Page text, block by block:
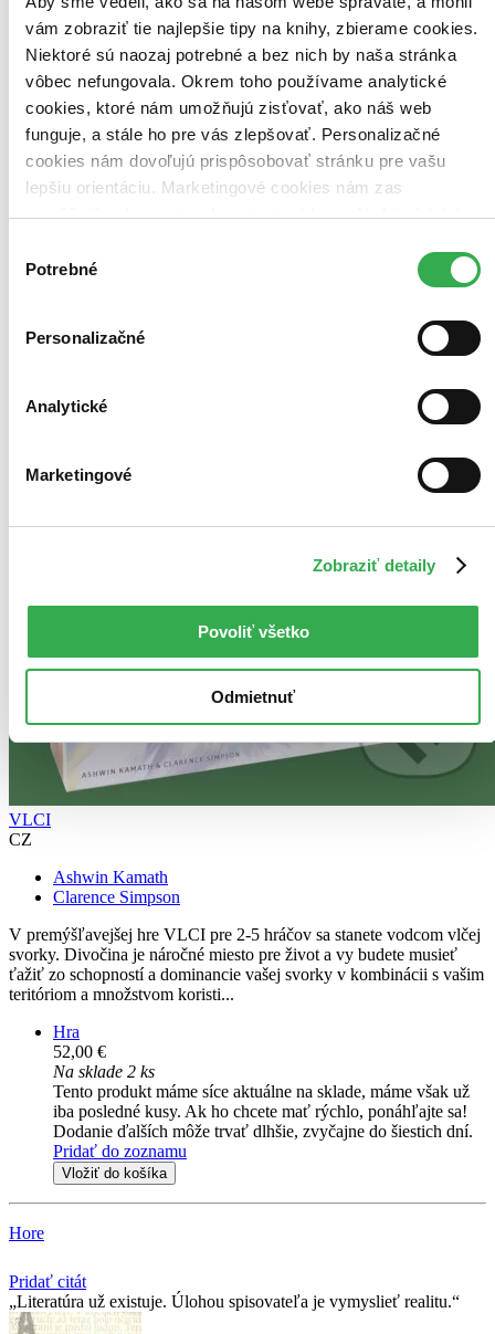
vám zobraziť tie najlepšie tipy na knihy, zbierame cookies.
Niektoré sú naozaj potrebné a bez nich by naša stránka
vôbec nefungovala. Okrem toho používame analytické
cookies, ktoré nám umožňujú zisťovať, ako náš web
funguje, a stále ho pre vás zlepšovať. Personalizačné
cookies nám dovoľujú prispôsobovať stránku pre vašu
lepšiu orientáciu. Marketingové cookies nám zas
umožňujú zobrazenie relevantnej reklamy. Niektoré údaje
keby sme mohli používať všetky tieto cookies. Ďakujeme!
súhlasu
Potrebné
Personalizačné
Analytické
Marketingové
Zobraziť detaily
Povoliť všetko
Odmietnuť
Bestsellery
Top hodnotené
Novinky
Najdrahšie
Najlacnejšie
dostupné
VLCI
CZ
Ashwin Kamath
Clarence Simpson
V premýšľavejšej hre VLCI pre 2-5 hráčov sa stanete vodcom vlčej
svorky. Divočina je náročné miesto pre život a vy budete musieť
ťažiť zo schopností a dominancie vašej svorky v kombinácii s vašim
teritóriom a množstvom koristi...
Hra
52,00 €
Na sklade 2 ks
Tento produkt máme síce aktuálne na sklade, máme však už
iba posledné kusy. Ak ho chcete mať rýchlo, ponáhľajte sa!
Dodanie ďalších môže trvať dlhšie, zvyčajne do šiestich dní.
Pridať do zoznamu
Vložiť do košíka
Hore
Pridať citát
Literatúra už existuje. Úlohou spisovateľa je vymyslieť realitu.